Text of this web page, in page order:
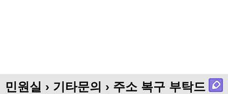
민원실 › 기타문의 › 주소 복구 부탁드